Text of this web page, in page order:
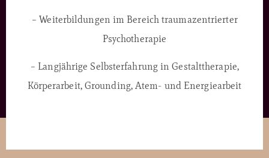
– Weiterbildungen im Bereich traumazentrierter
Psychotherapie
– Langjährige Selbsterfahrung in Gestalttherapie,
Körperarbeit, Grounding, Atem- und Energiearbeit